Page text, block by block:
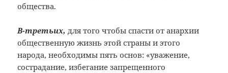
общества.
В-третьих, для того чтобы спасти от анархии
общественную жизнь этой страны и этого
народа, необходимы пять основ: «уважение,
сострадание, избегание запрещенного